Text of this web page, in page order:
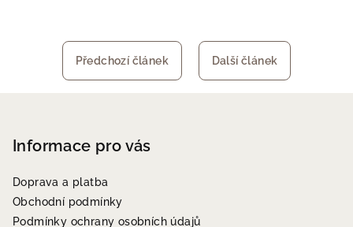
Předchozí článek Další článek
Informace pro vás
Doprava a platba
Obchodní podmínky
Podmínky ochrany osobních údajů